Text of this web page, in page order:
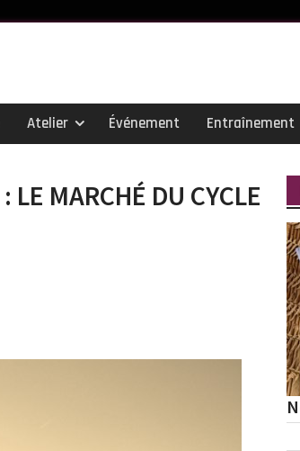
Atelier Événement Entraînement
LE MARCHÉ DU CYCLE